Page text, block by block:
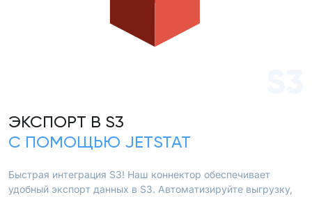
ЭКСПОРТ В S3
С ПОМОЩЬЮ JETSTAT
Быстрая интеграция S3! Наш коннектор обеспечивает
удобный экспорт данных в S3. Автоматизируйте выгрузку,